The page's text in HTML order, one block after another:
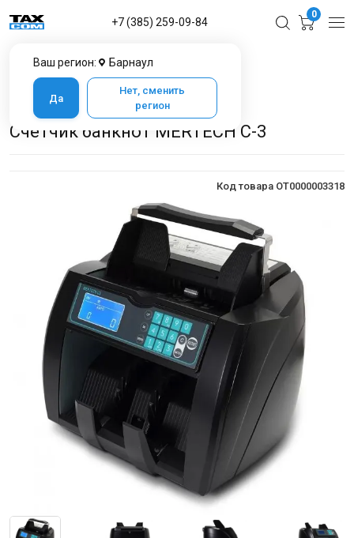
Ваш регион: Барнаул
Да
Нет, сменить
регион
+7 (385) 259-09-84
0
Банковское оборудование
Счётчики банкнот
Счетчик банкнот MERTECH C-3
Счетчик банкнот MERTECH C-3
Код товара OT0000003318